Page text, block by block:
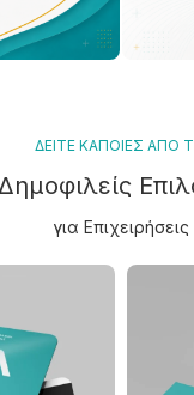
Κάρτες
Έντυπα
ΔΕΙΤΕ ΚΑΠΟΙΕΣ ΑΠΟ
για Επιχειρήσεις